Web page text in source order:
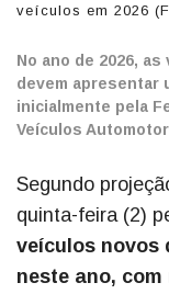
veículos em 2026
No ano de 2026,
devem apresentar
inicialmente pela
Veículos
Segundo
quinta-feira (2)
veículos novos
neste ano, com